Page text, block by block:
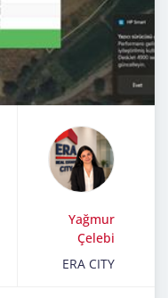
Yağmur
Çelebi
ERA CITY